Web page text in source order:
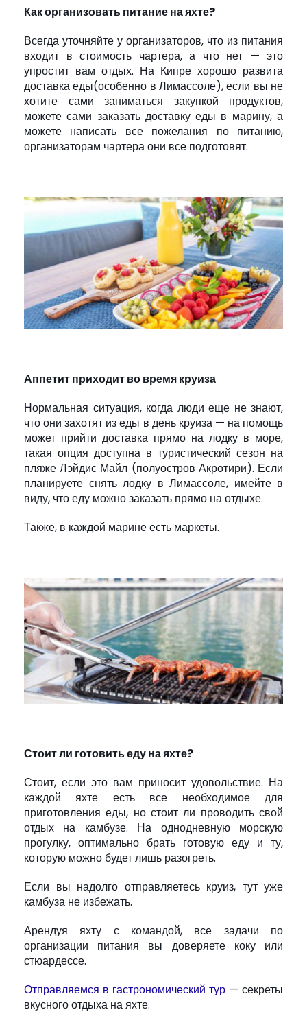
Как организовать питание на яхте?
Всегда уточняйте у организаторов, что из питания
входит в стоимость чартера, а что нет — это
упростит вам отдых. На Кипре хорошо развита
доставка еды(особенно в Лимассоле), если вы не
хотите сами заниматься закупкой продуктов,
можете сами заказать доставку еды в марину, а
можете написать все пожелания по питанию,
организаторам чартера они все подготовят.
Аппетит приходит во время круиза
Нормальная ситуация, когда люди еще не знают,
что они захотят из еды в день круиза — на помощь
может прийти доставка прямо на лодку в море,
такая опция доступна в туристический сезон на
пляже Лэйдис Майл (полуостров Акротири). Если
планируете снять лодку в Лимассоле, имейте в
виду, что еду можно заказать прямо на отдыхе.
Также, в каждой марине есть маркеты.
Стоит ли готовить еду на яхте?
Стоит, если это вам приносит удовольствие. На
каждой яхте есть все необходимое для
приготовления еды, но стоит ли проводить свой
отдых на камбузе. На однодневную морскую
прогулку, оптимально брать готовую еду и ту,
которую можно будет лишь разогреть.
Если вы надолго отправляетесь круиз, тут уже
камбуза не избежать.
Арендуя яхту с командой, все задачи по
организации питания вы доверяете коку или
стюардессе.
Отправляемся в гастрономический тур — секреты
вкусного отдыха на яхте.